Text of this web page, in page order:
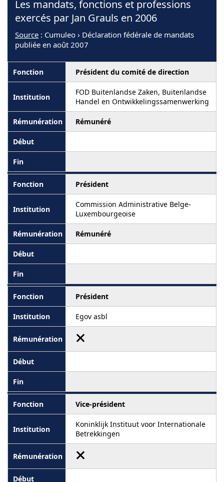
Les mandats, fonctions et professions
exercés par Jan Grauls en 2006
Source : Cumuleo › Déclaration fédérale de mandats
publiée en août 2007
Président du comité de direction
FOD Buitenlandse Zaken, Buitenlandse
Handel en Ontwikkelingssamenwerking
Rémunéré
Président
Commission Administrative Belge-
Luxembourgeoise
Rémunéré
Président
Egov asbl
Vice-président
Koninklijk Instituut voor Internationale
Betrekkingen